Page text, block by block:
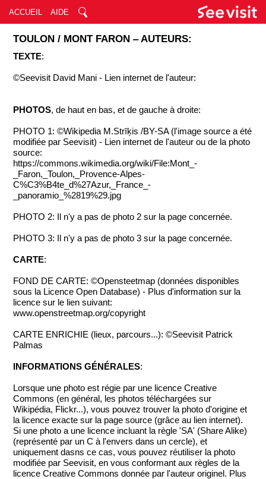
ACCUEIL AIDE
TOULON / MONT FARON ‒ AUTEURS:
TEXTE:
©Seevisit David Mani - Lien internet de l'auteur:
PHOTOS, de haut en bas, et de gauche à droite:
PHOTO 1: ©Wikipedia M.Strīķis /BY-SA (l'image source a été
modifiée par Seevisit) - Lien internet de l'auteur ou de la photo
source:
https://commons.wikimedia.org/wiki/File:Mont_-
_Faron,_Toulon,_Provence-Alpes-
C%C3%B4te_d%27Azur,_France_-
_panoramio_%2819%29.jpg
PHOTO 2: Il n'y a pas de photo 2 sur la page concernée.
PHOTO 3: Il n'y a pas de photo 3 sur la page concernée.
CARTE:
FOND DE CARTE: ©Opensteetmap (données disponibles
sous la Licence Open Database) - Plus d'information sur la
licence sur le lien suivant:
www.openstreetmap.org/copyright
CARTE ENRICHIE (lieux, parcours...): ©Seevisit Patrick
Palmas
INFORMATIONS GÉNÉRALES:
Lorsque une photo est régie par une licence Creative
Commons (en général, les photos téléchargées sur
Wikipédia, Flickr...), vous pouvez trouver la photo d'origine et
la licence exacte sur la page source (grâce au lien internet).
Si une photo a une licence incluant la règle 'SA' (Share Alike)
(représenté par un C à l'envers dans un cercle), et
uniquement dasns ce cas, vous pouvez réutiliser la photo
modifiée par Seevisit, en vous conformant aux règles de la
licence Creative Commons donnée par l'auteur originel. Plus